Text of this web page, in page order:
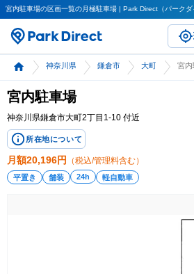
宮内駐車場の区画一覧の月極駐車場 | Park Direct（パークダ
神奈川県 鎌倉市 大町 宮内
宮内駐車場
神奈川県鎌倉市大町2丁目1-10 付近
所在地について
月額20,196円 （税込/管理料含む）
平置き 舗装 24h 軽自動車